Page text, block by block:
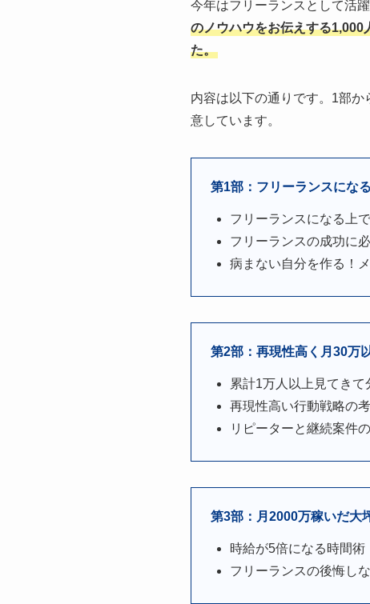
今年はフリーランスとして活
のノウハウをお伝えする1,000
た。
内容は以下の通りです。1部
意しています。
第1部：フリーランスにな
フリーランスになる上
フリーランスの成功に
病まない自分を作る！
第2部：再現性高く月30万
累計1万人以上見てき
再現性高い行動戦略の
リピーターと継続案件
第3部：月2000万稼いだ大
時給が5倍になる時間術
フリーランスの後悔し